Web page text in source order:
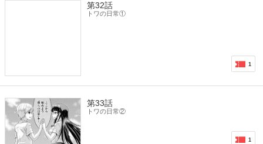
第32話
トワの日常①
1
第33話
トワの日常②
1